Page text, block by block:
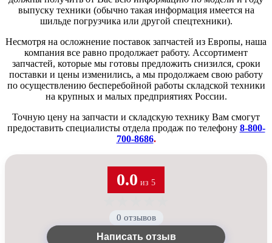
выпуску техники (обычно такая информация имеется на
шильде погрузчика или другой спецтехники).
Несмотря на осложнение поставок запчастей из Европы, наша
компания все равно продолжает работу. Ассортимент
запчастей, которые мы готовы предложить снизился, сроки
поставки и цены изменились, а мы продолжаем свою работу
по осуществлению бесперебойной работы складской техники
на крупных и малых предприятиях России.
Точную цену на запчасти и складскую технику Вам смогут
предоставить специалисты отдела продаж по телефону 8-800-
700-8686.
0.0 из 5
0 отзывов
Написать отзыв